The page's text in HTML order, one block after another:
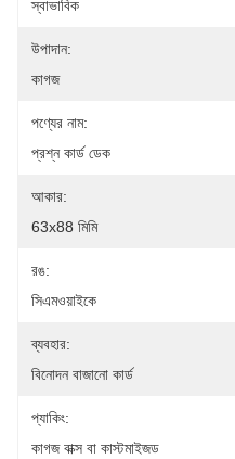
স্বাভাবিক
উপাদান:
কাগজ
পণ্যের নাম:
প্রশ্ন কার্ড ডেক
আকার:
63x88 মিমি
রঙ:
সিএমওয়াইকে
ব্যবহার:
বিনোদন বাজানো কার্ড
প্যাকিং:
কাগজ বাক্স বা কাস্টমাইজড